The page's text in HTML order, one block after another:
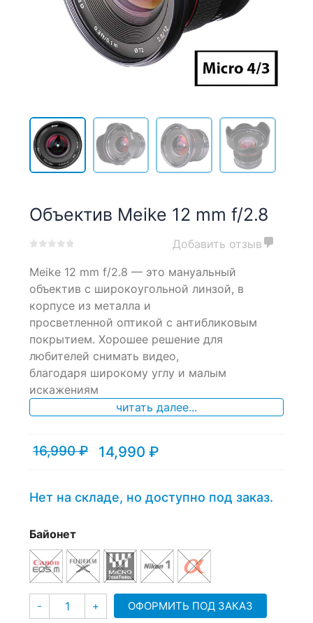
Объектив Meike 12 mm f/2.8
out
on
customer
ratings
Добавить отзыв
Meike 12 mm f/2.8 — это мануальный
объектив с широкоугольной линзой, в
корпусе из металла и
просветленной оптикой с антибликовым
покрытием. Хорошее решение для
любителей снимать видео,
благодаря широкому углу и малым
искажениям
читать далее...
16,990₽
Первоначальная
16,990 ₽.
14,990 ₽
Текущая
Нет на складе, но доступно под заказ.
Байонет
- Количество
+ ОФОРМИТЬ ПОД ЗАКАЗ